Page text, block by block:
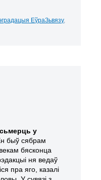
ЕўраЗьвязу,
у
быў сябрам
бясконца
ня ведаў
пра яго, казалі